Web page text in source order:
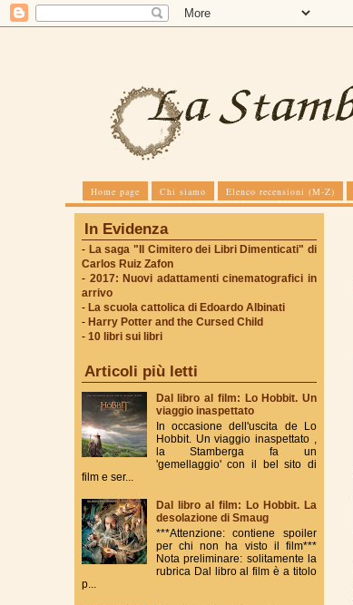
Home page Chi siamo Elenco recensioni (M-Z)
In Evidenza
- La saga "Il Cimitero dei Libri Dimenticati" di
Carlos Ruiz Zafon
- 2017: Nuovi adattamenti cinematografici in
arrivo
- La scuola cattolica di Edoardo Albinati
- Harry Potter and the Cursed Child
- 10 libri sui libri
Articoli più letti
Dal libro al film: Lo Hobbit. Un
viaggio inaspettato
In occasione dell'uscita de Lo
Hobbit. Un viaggio inaspettato ,
la Stamberga fa un
'gemellaggio' con il bel sito di
film e ser...
Dal libro al film: Lo Hobbit. La
desolazione di Smaug
***Attenzione: contiene spoiler
per chi non ha visto il film***
Nota preliminare: solitamente la
rubrica Dal libro al film è a titolo
p...